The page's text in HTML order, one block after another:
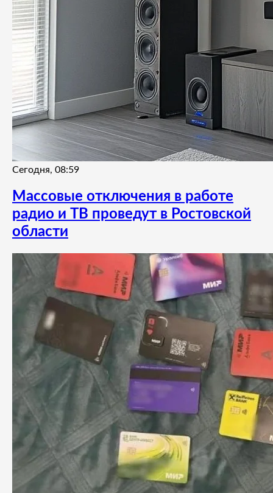
Сегодня, 08:59
Массовые отключения в работе
радио и ТВ проведут в Ростовской
области